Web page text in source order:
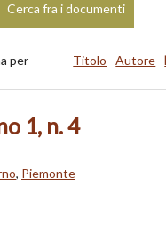
Cerca fra i documenti
per Titolo Autore
1, n. 4
, Piemonte